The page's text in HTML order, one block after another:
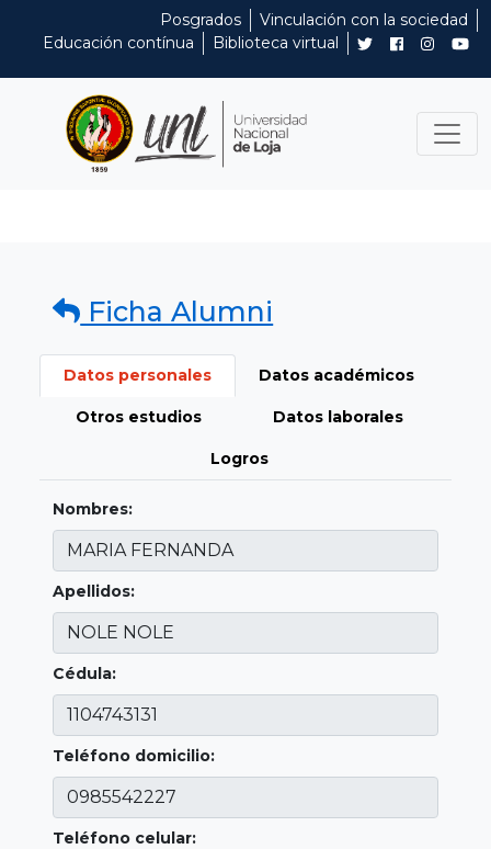
Posgrados
Vinculación con la sociedad
Educación contínua
Biblioteca virtual
Ficha Alumni
Datos personales Datos académicos
Otros estudios Datos laborales
Logros
Nombres:
Apellidos:
Cédula:
Teléfono domicilio:
Teléfono celular: